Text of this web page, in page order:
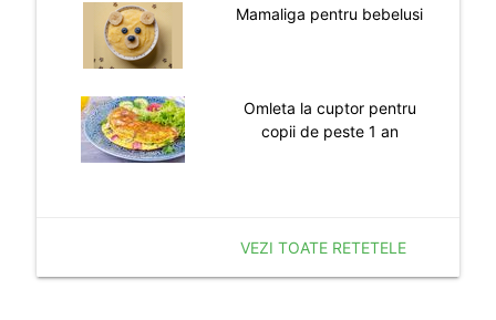
Mamaliga pentru bebelusi
Omleta la cuptor pentru
copii de peste 1 an
VEZI TOATE RETETELE